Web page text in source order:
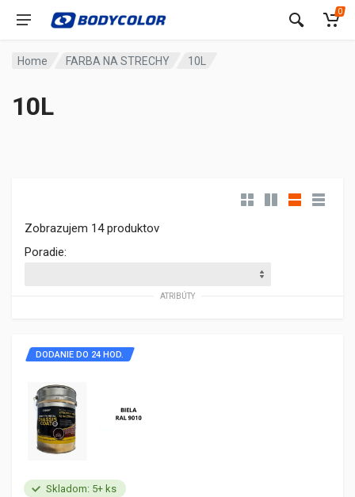
0
Home FARBA NA STRECHY 10L
10L
Zobrazujem 14 produktov
Poradie:
ATRIBÚTY
Skladom: 5+ ks
DODANIE DO 24 HOD.